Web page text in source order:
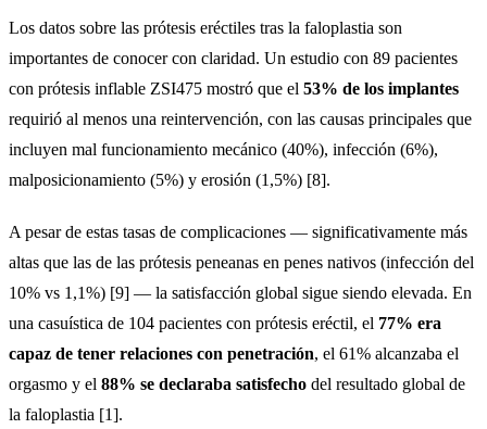
Los datos sobre las prótesis eréctiles tras la faloplastia son
importantes de conocer con claridad. Un estudio con 89 pacientes
con prótesis inflable ZSI475 mostró que el 53% de los implantes
requirió al menos una reintervención, con las causas principales que
incluyen mal funcionamiento mecánico (40%), infección (6%),
malposicionamiento (5%) y erosión (1,5%) [8].
A pesar de estas tasas de complicaciones — significativamente más
altas que las de las prótesis peneanas en penes nativos (infección del
10% vs 1,1%) [9] — la satisfacción global sigue siendo elevada. En
una casuística de 104 pacientes con prótesis eréctil, el 77% era
capaz de tener relaciones con penetración, el 61% alcanzaba el
orgasmo y el 88% se declaraba satisfecho del resultado global de
la faloplastia [1].